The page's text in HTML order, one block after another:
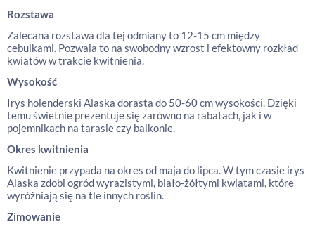
Rozstawa
Zalecana rozstawa dla tej odmiany to 12-15 cm między
cebulkami. Pozwala to na swobodny wzrost i efektowny rozkład
kwiatów w trakcie kwitnienia.
Wysokość
Irys holenderski Alaska dorasta do 50-60 cm wysokości. Dzięki
temu świetnie prezentuje się zarówno na rabatach, jak i w
pojemnikach na tarasie czy balkonie.
Okres kwitnienia
Kwitnienie przypada na okres od maja do lipca. W tym czasie irys
Alaska zdobi ogród wyrazistymi, biało-żółtymi kwiatami, które
wyróżniają się na tle innych roślin.
Zimowanie